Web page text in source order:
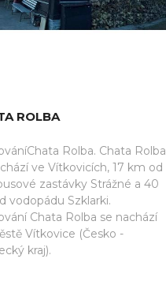
ROLBA
Rolba. Chata Rolba
ve Vítkovicích, 17 km od
zastávky Strážné a 40
vodopádu Szklarki.
Chata Rolba se nachází
Vítkovice (Česko -
kraj).